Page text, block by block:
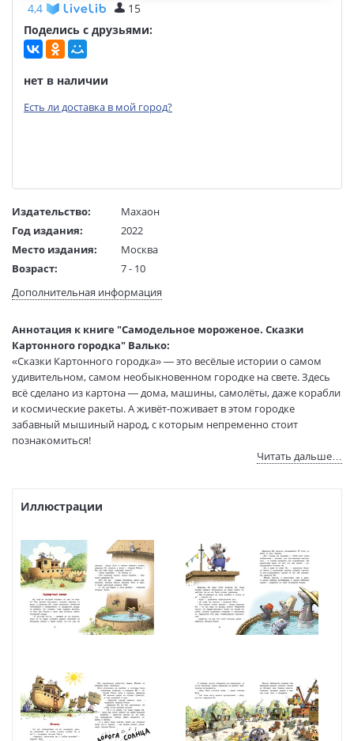
4,4
15
Поделись с друзьями:
нет в наличии
Есть ли доставка в мой город?
Издательство:
Махаон
Год издания:
2022
Место издания:
Москва
Возраст:
7 - 10
Язык текста:
русский
Тип обложки:
Твердый переплет
Иллюстраторы:
Валько
Формат:
70х100 1/16
Размеры в мм
(ДхШхВ):
242x170x10
Вес:
290 гр.
Страниц:
Артикул:
В продаже с:
03.04.2022
Дополнительная информация
Аннотация к книге "Самодельное мороженое. Сказки
Картонного городка" Валько:
«Сказки Картонного городка» — это весёлые истории о самом
удивительном, самом необыкновенном городке на свете. Здесь
всё сделано из картона — дома, машины, самолёты, даже корабли
и космические ракеты. А живёт-поживает в этом городке
забавный мышиный народ, с которым непременно стоит
познакомиться!
на юг. Его глава дядюшка Йо, изобретатель и мастер на все лапы,
придумал автомат для изготовления мороженого. В жару это
лакомство будет очень кстати. Казалось, мышек ждёт просто
сказочный отдых...
Читать дальше…
Иллюстрации